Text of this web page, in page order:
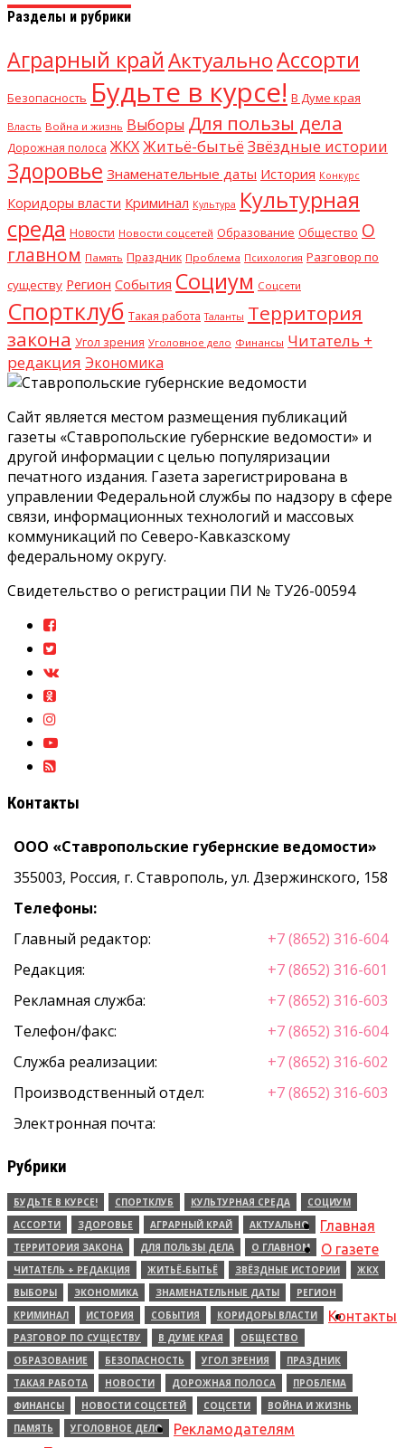
Разделы и рубрики
Аграрный крайАктуальноАссорти
Безопасность Будьте в курсе! В Думе края
Власть Война и жизнь Выборы Для пользы дела
Дорожная полоса ЖКХЖитьё-бытьё Звёздные истории
Здоровье Знаменательные даты История Конкурс
Коридоры власти Криминал Культура Культурная
среда Новости Новости соцсетей Образование Общество О
главном Память Праздник Проблема Психология Разговор по
существу Регион События Социум Соцсети
Спортклуб Такая работа Таланты Территория
закона Угол зрения Уголовное дело Финансы Читатель +
редакция Экономика
Сайт является местом размещения публикаций
газеты «Ставропольские губернские ведомости» и
другой информации с целью популяризации
печатного издания. Газета зарегистрирована в
управлении Федеральной службы по надзору в сфере
связи, информационных технологий и массовых
коммуникаций по Северо-Кавказскому
федеральному округу.
Свидетельство о регистрации ПИ № ТУ26-00594
Контакты
ООО «Ставропольские губернские ведомости»
355003, Россия, г. Ставрополь, ул. Дзержинского, 158
Телефоны:
Главный редактор:
+7 (8652) 316-604
Редакция:
+7 (8652) 316-601
Рекламная служба:
+7 (8652) 316-603
Телефон/факс:
+7 (8652) 316-604
Служба реализации:
+7 (8652) 316-602
Производственный отдел:
+7 (8652) 316-603
Электронная почта:
Рубрики
БУДЬТЕ В КУРСЕ! СПОРТКЛУБ КУЛЬТУРНАЯ СРЕДА
СОЦИУМ
АССОРТИ
ЗДОРОВЬЕ АГРАРНЫЙ КРАЙ
АКТУАЛЬНО
ТЕРРИТОРИЯ ЗАКОНА
ДЛЯ ПОЛЬЗЫ ДЕЛА
О ГЛАВНОМ
ЧИТАТЕЛЬ + РЕДАКЦИЯ
ЖИТЬЁ-БЫТЬЁ ЗВЁЗДНЫЕ ИСТОРИИ
ЖКХ
ВЫБОРЫ
ЭКОНОМИКА ЗНАМЕНАТЕЛЬНЫЕ ДАТЫ
РЕГИОН
КРИМИНАЛ
ИСТОРИЯ СОБЫТИЯ
КОРИДОРЫ ВЛАСТИ
РАЗГОВОР ПО СУЩЕСТВУ
В ДУМЕ КРАЯ
ОБЩЕСТВО
ОБРАЗОВАНИЕ
БЕЗОПАСНОСТЬ УГОЛ ЗРЕНИЯ
ПРАЗДНИК
ТАКАЯ РАБОТА
НОВОСТИ ДОРОЖНАЯ ПОЛОСА
ПРОБЛЕМА
ФИНАНСЫ
НОВОСТИ СОЦСЕТЕЙ СОЦСЕТИ
ВОЙНА И ЖИЗНЬ
ПАМЯТЬ
УГОЛОВНОЕ ДЕЛО
Главная
О газете
Контакты
Рекламодателям